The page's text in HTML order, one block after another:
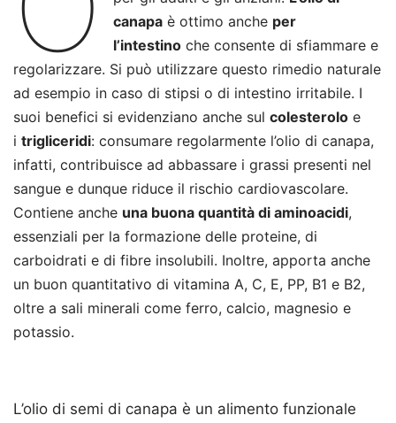
canapa è ottimo anche per
l’intestino che consente di sfiammare e
regolarizzare. Si può utilizzare questo rimedio naturale
ad esempio in caso di stipsi o di intestino irritabile. I
suoi benefici si evidenziano anche sul colesterolo e
i trigliceridi: consumare regolarmente l’olio di canapa,
infatti, contribuisce ad abbassare i grassi presenti nel
sangue e dunque riduce il rischio cardiovascolare.
Contiene anche una buona quantità di aminoacidi,
essenziali per la formazione delle proteine, di
carboidrati e di fibre insolubili. Inoltre, apporta anche
un buon quantitativo di vitamina A, C, E, PP, B1 e B2,
oltre a sali minerali come ferro, calcio, magnesio e
potassio.
L’olio di semi di canapa è un alimento funzionale